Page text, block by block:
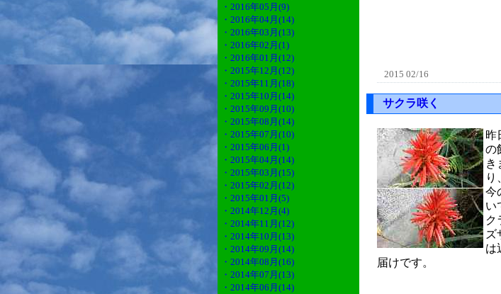
・2016年05月(9)
・2016年04月(14)
・2016年03月(13)
・2016年02月(1)
・2016年01月(12)
・2015年12月(12)
・2015年11月(18)
・2015年10月(14)
・2015年09月(10)
・2015年08月(14)
・2015年07月(10)
・2015年06月(1)
・2015年04月(14)
・2015年03月(15)
・2015年02月(12)
・2015年01月(5)
・2014年12月(4)
・2014年11月(12)
・2014年10月(13)
・2014年09月(14)
・2014年08月(16)
・2014年07月(13)
・2014年06月(14)
2015 02/16
サクラ咲く
昨
の
き
り
今
い
ク
ズ
は
届けです。